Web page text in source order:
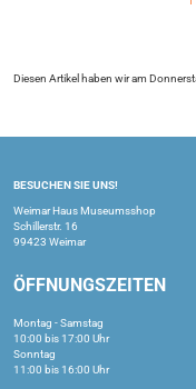
Diesen Artikel haben wir am
BESUCHEN SIE UNS!
Weimar Haus Museumsshop
Schillerstr. 16
99423 Weimar
ÖFFNUNGSZEITEN
Montag - Samstag
10:00 bis 17:00 Uhr
Sonntag
11:00 bis 16:00 Uhr